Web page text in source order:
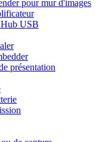
pour mur d'images
USB
présentation